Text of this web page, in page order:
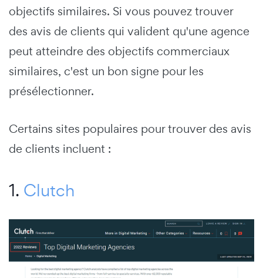
objectifs similaires. Si vous pouvez trouver
des avis de clients qui valident qu'une agence
peut atteindre des objectifs commerciaux
similaires, c'est un bon signe pour les
présélectionner.
Certains sites populaires pour trouver des avis
de clients incluent :
1. Clutch